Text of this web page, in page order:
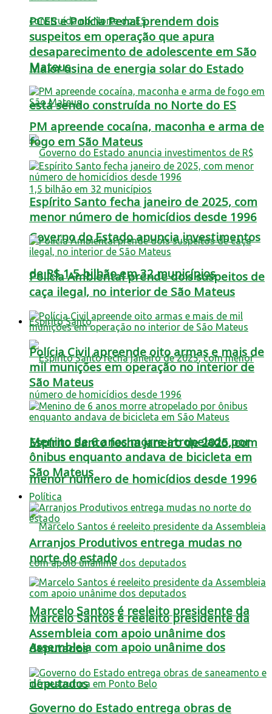
Maior usina de energia solar do Estado
está sendo construída no Norte do ES
Governo do Estado anuncia investimentos
de R$ 1,5 bilhão em 32 municípios
Espírito Santo
Espírito Santo fecha janeiro de 2025, com
menor número de homicídios desde 1996
Marcelo Santos é reeleito presidente da
Assembleia com apoio unânime dos
deputados
PCES e Polícia Penal prendem dois
suspeitos em operação que apura
desaparecimento de adolescente em São
Mateus
PM apreende cocaína, maconha e arma de
fogo em São Mateus
Espírito Santo fecha janeiro de 2025, com
menor número de homicídios desde 1996
Polícia Ambiental prende dois suspeitos de
caça ilegal, no interior de São Mateus
Polícia Civil apreende oito armas e mais de
mil munições em operação no interior de
São Mateus
Menino de 6 anos morre atropelado por
ônibus enquanto andava de bicicleta em
São Mateus
Política
Arranjos Produtivos entrega mudas no
norte do estado
Marcelo Santos é reeleito presidente da
Assembleia com apoio unânime dos
deputados
Governo do Estado entrega obras de